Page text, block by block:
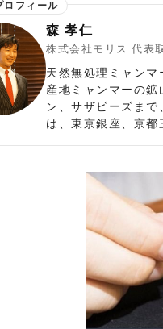
森 孝仁
株式会社モリス 代表
天然無処理ミャン
産地ミャンマーの鉱
ン、サザビーズま
は、東京銀座、京都